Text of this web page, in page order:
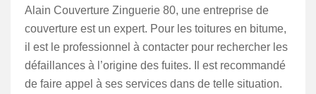
Alain Couverture Zinguerie 80, une entreprise de
couverture est un expert. Pour les toitures en bitume,
il est le professionnel à contacter pour rechercher les
défaillances à l’origine des fuites. Il est recommandé
de faire appel à ses services dans de telle situation.